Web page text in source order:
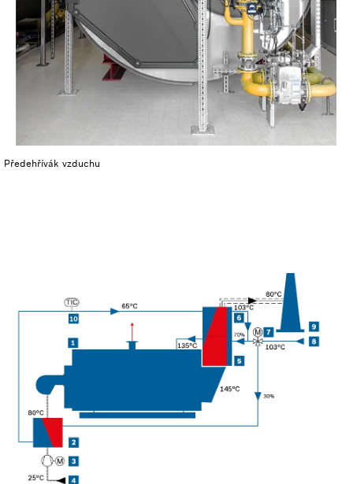
Předehřívák vzduchu